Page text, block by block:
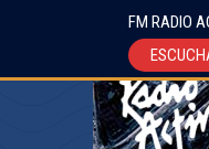
FM RADIO